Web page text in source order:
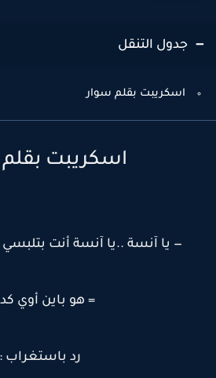
جدول التنقل
اسكريبت بقلم سوار
اسكريبت بقلم
— يا آنسة ..يا آنسة أنت بتلبسي
= هو باين أوي كدا ..
رد باستغراب :